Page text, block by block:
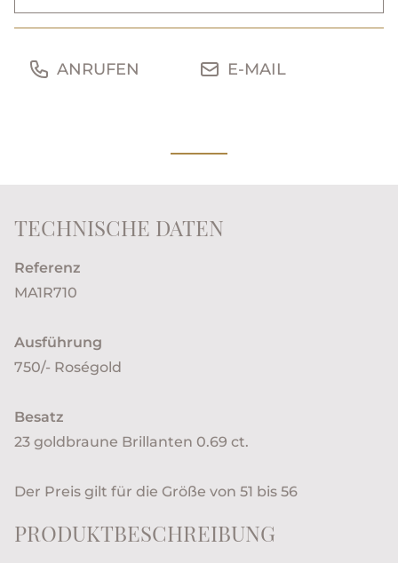
ANRUFEN E-MAIL
TECHNISCHE DATEN
Referenz
MA1R710
Ausführung
750/- Roségold
Besatz
23 goldbraune Brillanten 0.69 ct.
Der Preis gilt für die Größe von 51 bis 56
PRODUKTBESCHREIBUNG